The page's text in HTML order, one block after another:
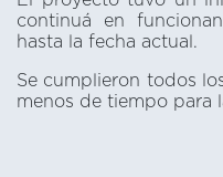
continuá en
hasta la fecha actual.
Se cumplieron todos
menos de tiempo para